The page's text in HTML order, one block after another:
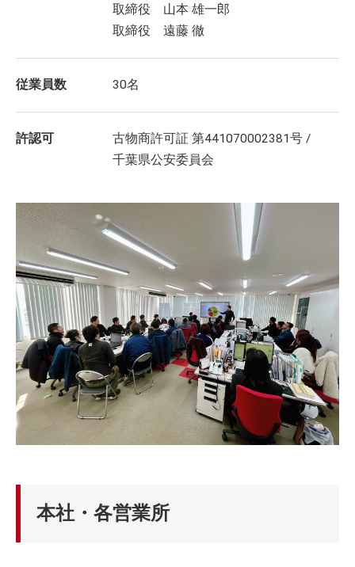
取締役 山本 雄一郎
取締役 遠藤 徹
従業員数 30名
許認可
古物商許可証 第441070002381号 /
千葉県公安委員会
本社・各営業所